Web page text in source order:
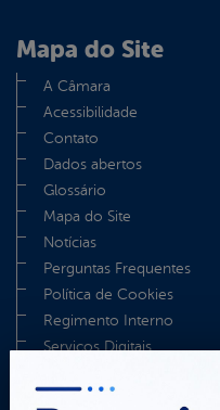
Mapa do Site
A Câmara
Acessibilidade
Contato
Dados abertos
Glossário
Mapa do Site
Notícias
Perguntas Frequentes
Política de Cookies
Regimento Interno
Serviços Digitais